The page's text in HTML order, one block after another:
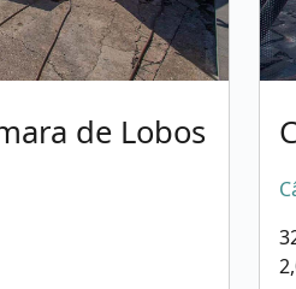
de Lobos